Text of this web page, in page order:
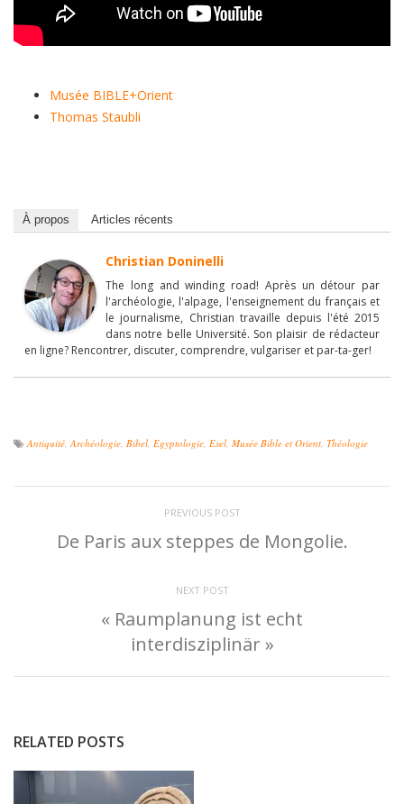
Musée BIBLE+Orient
Thomas Staubli
À propos Articles récents
Christian Doninelli
The long and winding road! Après un détour par
l'archéologie, l'alpage, l'enseignement du français et
le journalisme, Christian travaille depuis l'été 2015
dans notre belle Université. Son plaisir de rédacteur
en ligne? Rencontrer, discuter, comprendre, vulgariser et par-ta-ger!
Antiquité Archéologie Bibel Egyptologie Esel Musée Bible et Orient Théologie
PREVIOUS POST
De Paris aux steppes de Mongolie.
NEXT POST
« Raumplanung ist echt
interdisziplinär »
RELATED POSTS